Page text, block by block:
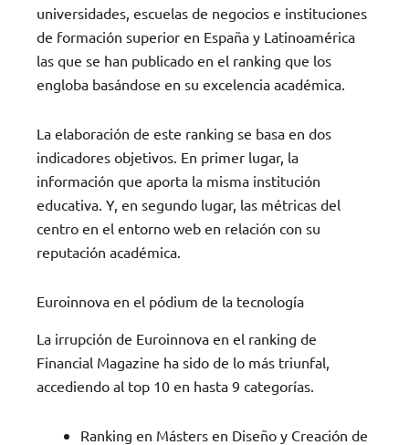
universidades, escuelas de negocios e instituciones
de formación superior en España y Latinoamérica
las que se han publicado en el ranking que los
engloba basándose en su excelencia académica.
La elaboración de este ranking se basa en dos
indicadores objetivos. En primer lugar, la
información que aporta la misma institución
educativa. Y, en segundo lugar, las métricas del
centro en el entorno web en relación con su
reputación académica.
Euroinnova en el pódium de la tecnología
La irrupción de Euroinnova en el ranking de
Financial Magazine ha sido de lo más triunfal,
accediendo al top 10 en hasta 9 categorías.
Ranking en Másters en Diseño y Creación de